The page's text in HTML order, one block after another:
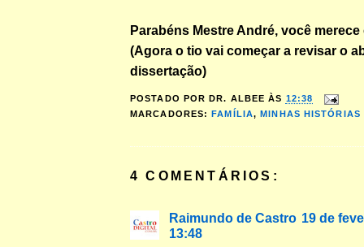
Parabéns Mestre André, você
(Agora o tio vai começar a revisar o
dissertação)
POSTADO POR DR. ALBEE ÀS 12:38
MARCADORES:FAMÍLIA,MINHAS HISTÓRIAS
4 COMENTÁRIOS:
Raimundo de Castro 19 de
13:48